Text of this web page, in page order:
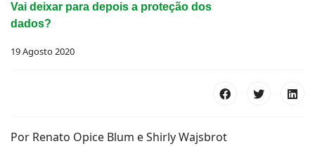
Vai deixar para depois a proteção dos
dados?
19 Agosto 2020
Por Renato Opice Blum e Shirly Wajsbrot